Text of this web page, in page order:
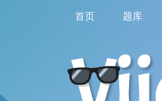
首页 题库